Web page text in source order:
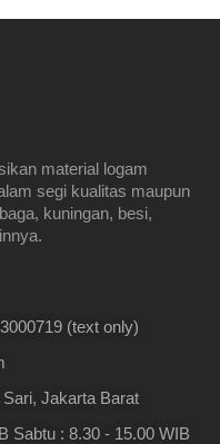
material logam
segi kualitas maupun
kuningan, besi,
(text only)
Jakarta Barat
Sabtu : 8.30 - 15.00 WIB